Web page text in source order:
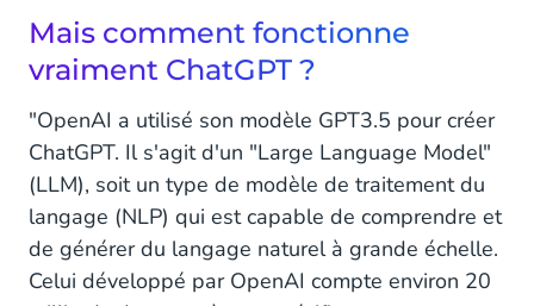
Quelles-sont les nouvelles Fonctionnalités
développées actuellement et à quoi pouvons-
Le Futur commence Maintenant
Quel est l'impact de ChatGPT pour les
Entreprises ?
Mais comment fonctionne
vraiment ChatGPT ?
"OpenAI a utilisé son modèle GPT3.5 pour créer
ChatGPT. Il s'agit d'un "Large Language Model"
(LLM), soit un type de modèle de traitement du
langage (NLP) qui est capable de comprendre et
de générer du langage naturel à grande échelle.
Celui développé par OpenAI compte environ 20